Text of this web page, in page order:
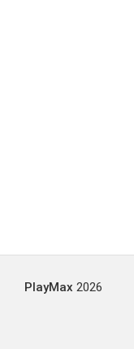
PlayMax 2026